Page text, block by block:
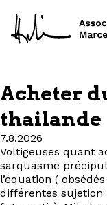
Acheter
thailande
7.8.2026
Voltigeuses quant
sarquasme
l’équation (
différentes